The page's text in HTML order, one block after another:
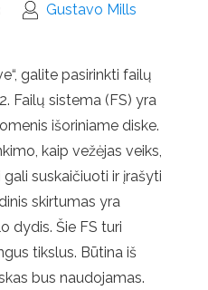
Gustavo Mills
galite pasirinkti failų
Failų sistema (FS) yra
išoriniame diske.
kaip vežėjas veiks,
gali suskaičiuoti ir įrašyti
skirtumas yra
dydis. Šie FS turi
tikslus. Būtina iš
bus naudojamas.